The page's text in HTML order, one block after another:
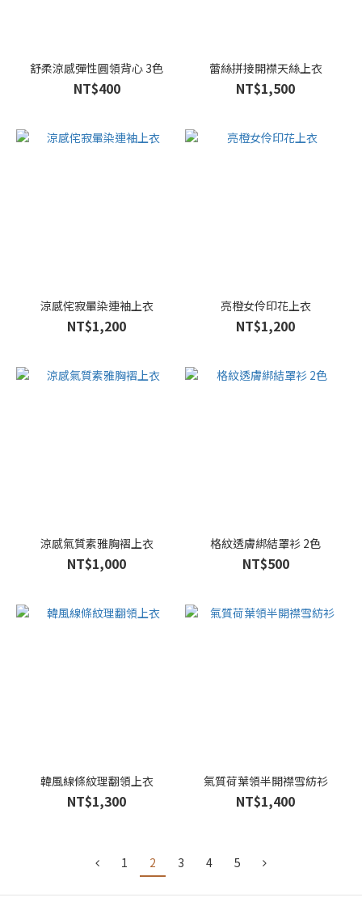
舒柔涼感彈性圓領背心 3色
NT$400
蕾絲拼接開襟天絲上衣
NT$1,500
涼感侘寂暈染連袖上衣
NT$1,200
亮橙女伶印花上衣
NT$1,200
涼感氣質素雅胸褶上衣
NT$1,000
格紋透膚綁結罩衫 2色
NT$500
韓風線條紋理翻領上衣
NT$1,300
氣質荷葉領半開襟雪紡衫
NT$1,400
1 2 3 4 5